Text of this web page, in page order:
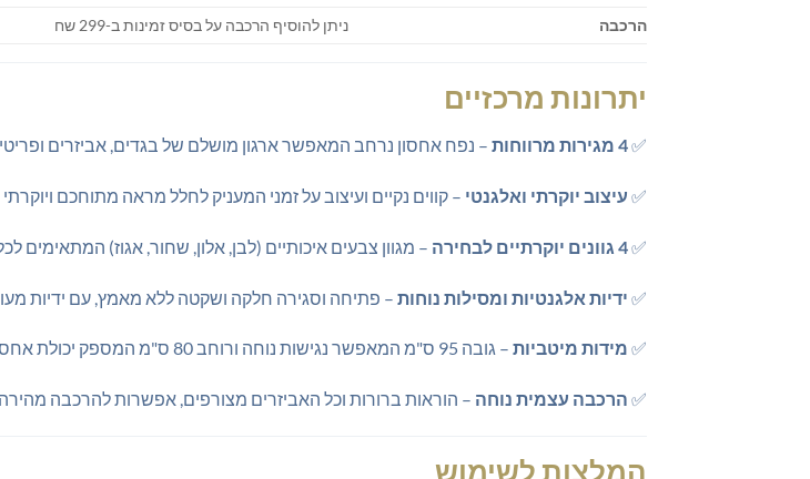
הרכבה
ניתן להוסיף הרכבה על בסיס זמינות ב-299 שח
יתרונות מרכזיים
✅4 מגירות מרווחות – נפח אחסון נרחב המאפשר ארגון מושלם של בגדים, אביזרים
✅ עיצוב יוקרתי ואלגנטי – קווים נקיים ועיצוב על זמני המעניק לחלל מראה מתוחכם
✅4 גוונים יוקרתיים לבחירה – מגוון צבעים איכותיים (לבן, אלון, שחור, אגוז)
✅ ידיות אלגנטיות ומסילות נוחות – פתיחה וסגירה חלקה ושקטה ללא מאמץ, עם ידיות
✅ מידות מיטביות – גובה 95 ס"מ המאפשר נגישות נוחה ורוחב 80 ס"מ המספק יכולת אחסון מקסימלית בפרופורציות מושלמות
✅ הרכבה עצמית נוחה – הוראות ברורות וכל האביזרים מצורפים, אפשרות להרכבה
המלצות לשימוש